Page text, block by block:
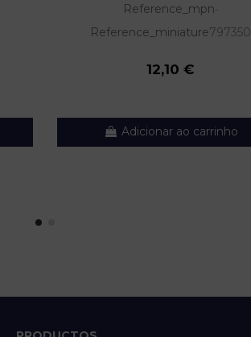
Reference_mpn-
Reference_miniature797350
12,10 €
Adicionar ao carrinho